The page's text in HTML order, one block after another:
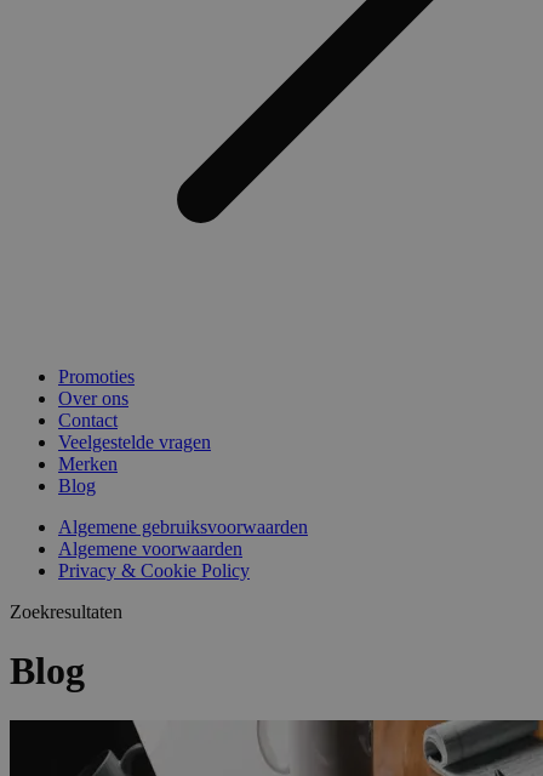
Promoties
Over ons
Contact
Veelgestelde vragen
Merken
Blog
Algemene gebruiksvoorwaarden
Algemene voorwaarden
Privacy & Cookie Policy
Zoekresultaten
Blog